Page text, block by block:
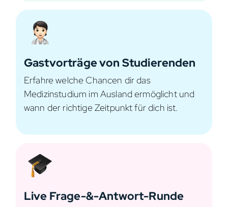
Gastvorträge von Studierenden
Erfahre welche Chancen dir das
Medizinstudium im Ausland ermöglicht und
wann der richtige Zeitpunkt für dich ist.
Live Frage-&-Antwort-Runde